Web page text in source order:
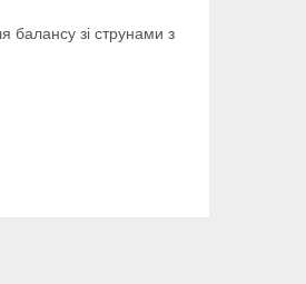
балансу зі струнами з